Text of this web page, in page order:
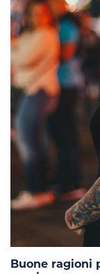
Buone ragioni